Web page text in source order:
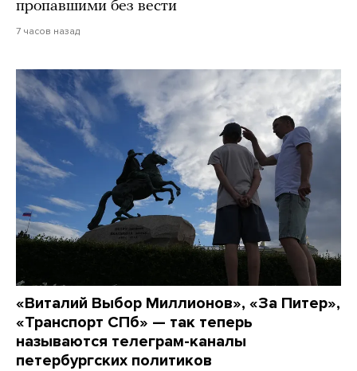
пропавшими без вести
7 часов назад
«Виталий Выбор Миллионов», «За Питер»,
«Транспорт СПб» — так теперь
называются телеграм-каналы
петербургских политиков